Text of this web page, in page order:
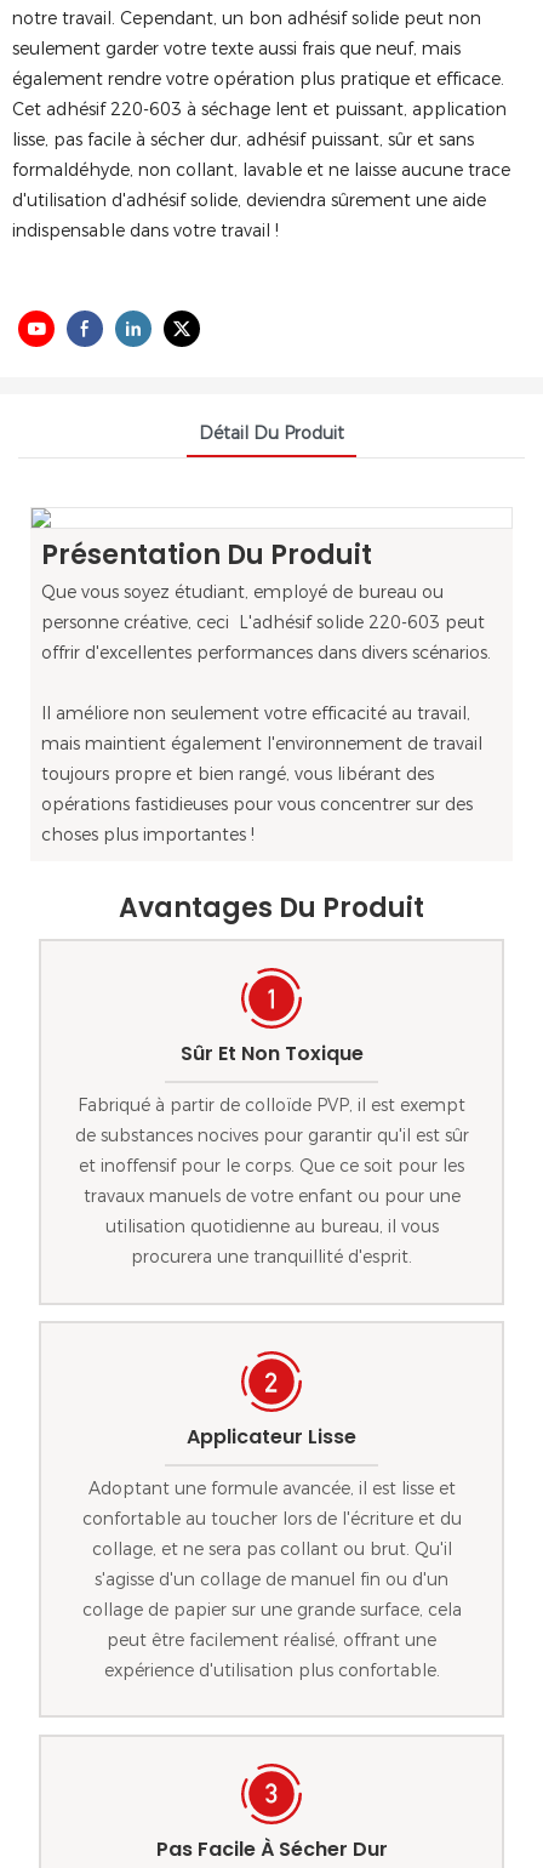
notre travail. Cependant, un bon adhésif solide peut non
seulement garder votre texte aussi frais que neuf, mais
également rendre votre opération plus pratique et efficace.
Cet adhésif 220-603 à séchage lent et puissant, application
lisse, pas facile à sécher dur, adhésif puissant, sûr et sans
formaldéhyde, non collant, lavable et ne laisse aucune trace
d'utilisation d'adhésif solide, deviendra sûrement une aide
indispensable dans votre travail !
Détail Du Produit
Présentation Du Produit
Que vous soyez étudiant, employé de bureau ou
personne créative, ceci L'adhésif solide 220-603 peut
offrir d'excellentes performances dans divers scénarios.
Il améliore non seulement votre efficacité au travail,
mais maintient également l'environnement de travail
toujours propre et bien rangé, vous libérant des
opérations fastidieuses pour vous concentrer sur des
choses plus importantes !
Avantages Du Produit
Sûr Et Non Toxique
Fabriqué à partir de colloïde PVP, il est exempt
de substances nocives pour garantir qu'il est sûr
et inoffensif pour le corps. Que ce soit pour les
travaux manuels de votre enfant ou pour une
utilisation quotidienne au bureau, il vous
procurera une tranquillité d'esprit.
Applicateur Lisse
Adoptant une formule avancée, il est lisse et
confortable au toucher lors de l'écriture et du
collage, et ne sera pas collant ou brut. Qu'il
s'agisse d'un collage de manuel fin ou d'un
collage de papier sur une grande surface, cela
peut être facilement réalisé, offrant une
expérience d'utilisation plus confortable.
Pas Facile À Sécher Dur